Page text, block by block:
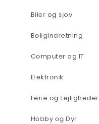
Biler og sjov
Boligindretning
Computer og IT
Elektronik
Ferie og Lejligheder
Hobby og Dyr